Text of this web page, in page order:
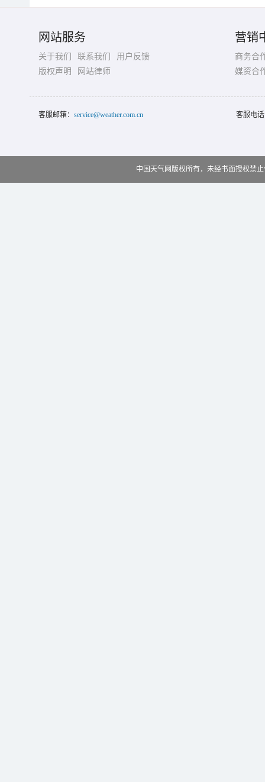
网站服务
关于我们 联系我们
用户反馈
版权声明
网站律师
营销
商务合
媒资合
客服邮箱： service@weather.com.cn 客服电
中国天气网版权所有，未经书面授权